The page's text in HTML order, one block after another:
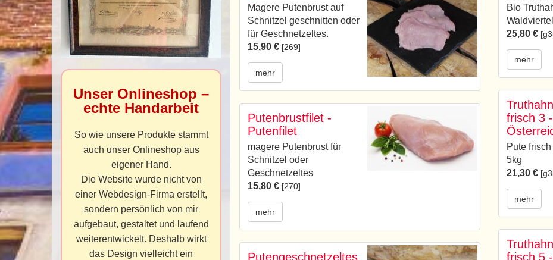
Unser Onlineshop –
echte Handarbeit
So wie unsere Produkte stammt
auch unser Onlineshop aus
eigener Hand.
Die Website wurde nicht von
einer Webdesign-Firma erstellt,
sondern persönlich von mir
aufgebaut, gestaltet und laufend
weiterentwickelt. Deshalb wirkt
das Design vielleicht ein
Magere Putenbrust auf
Schnitzel geschnitten oder
für Geschnetzeltes.
15,90 € [269]
mehr
Putenbrustfilet -
Putenfilet
magere Putenbrust für
Schnitzel oder
Geschnetzeltes
15,80 € [270]
mehr
Putengeschnetzeltes
Bio
Waldviertel
25,80 €
mehr
frisch 3
Pute
5kg
21,30 €
mehr
frisch 5